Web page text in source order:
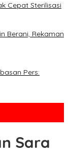
Cepat Sterilisasi
Berani, Rekaman
Pers:
Sara